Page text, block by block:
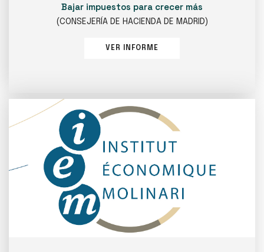
Bajar impuestos para crecer más
(CONSEJERÍA DE HACIENDA DE MADRID)
VER INFORME